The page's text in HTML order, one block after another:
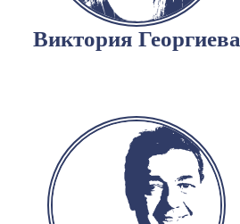
Виктория Георгиева